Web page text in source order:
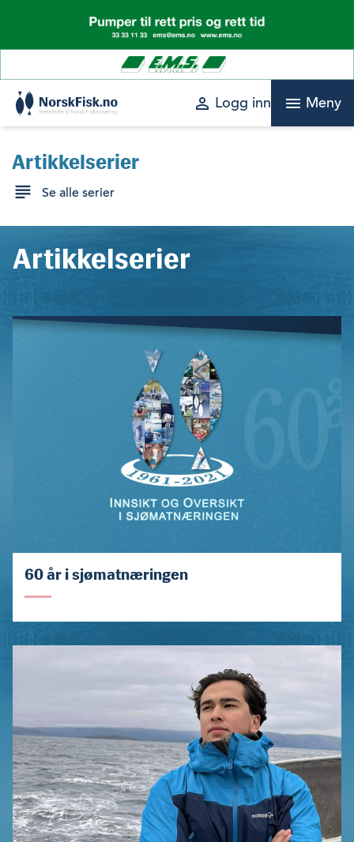
content
perm_identity Logg inn menu Meny
Artikkelserier
Se alle serier
Artikkelserier
60 år i sjømatnæringen